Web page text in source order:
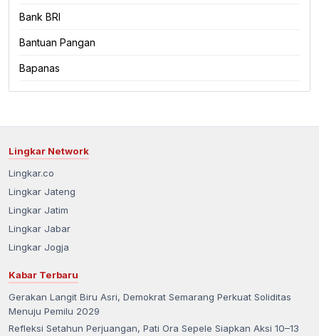
Bank BRI
Bantuan Pangan
Bapanas
Lingkar Network
Lingkar.co
Lingkar Jateng
Lingkar Jatim
Lingkar Jabar
Lingkar Jogja
Kabar Terbaru
Gerakan Langit Biru Asri, Demokrat Semarang Perkuat Soliditas
Menuju Pemilu 2029
Refleksi Setahun Perjuangan, Pati Ora Sepele Siapkan Aksi 10–13